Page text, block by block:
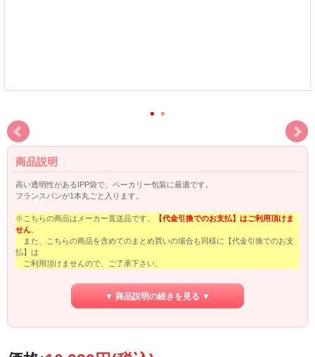
商品説明
高い透明性があるIPP袋で、ベーカリー包装に最適です。
フランスパンが1本丸ごと入ります。
※こちらの商品はメーカー直送品です。
【代金引換でのお支払】はご利用頂けま
せん
また、こちらの商品を含めてのまとめ買いの場合も同様に【代金引換でのお支
払】は
ご利用頂けませんので、ご了承下さい。
▼ 商品説明の続きを見る ▼